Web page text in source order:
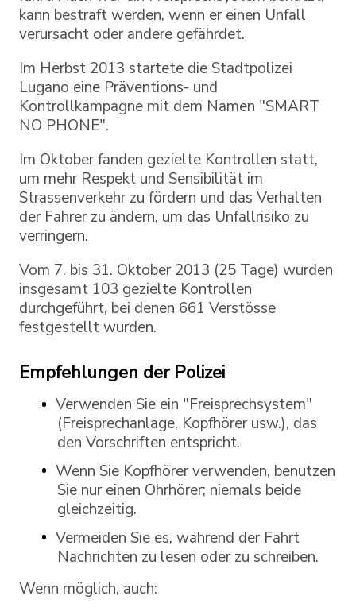
kann bestraft werden, wenn er einen Unfall
verursacht oder andere gefährdet.
Im Herbst 2013 startete die Stadtpolizei
Lugano eine Präventions- und
Kontrollkampagne mit dem Namen "SMART
NO PHONE".
Im Oktober fanden gezielte Kontrollen statt,
um mehr Respekt und Sensibilität im
Strassenverkehr zu fördern und das Verhalten
der Fahrer zu ändern, um das Unfallrisiko zu
verringern.
Vom 7. bis 31. Oktober 2013 (25 Tage) wurden
insgesamt 103 gezielte Kontrollen
durchgeführt, bei denen 661 Verstösse
festgestellt wurden.
Empfehlungen der Polizei
Verwenden Sie ein "Freisprechsystem"
(Freisprechanlage, Kopfhörer usw.), das
den Vorschriften entspricht.
Wenn Sie Kopfhörer verwenden, benutzen
Sie nur einen Ohrhörer; niemals beide
gleichzeitig.
Vermeiden Sie es, während der Fahrt
Nachrichten zu lesen oder zu schreiben.
Wenn möglich, auch: